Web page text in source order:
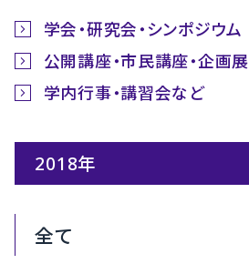
学会・研究会・シンポジウム
公開講座・市民講座・企画展
学内行事・講習会など
2018年
全て